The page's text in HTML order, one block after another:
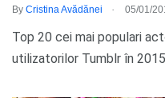
By Cristina Avădănei . 05/01/
Top 20 cei mai populari
utilizatorilor Tumblr în